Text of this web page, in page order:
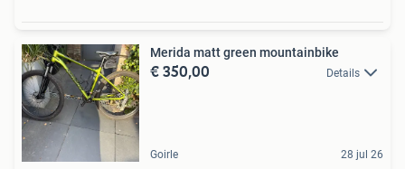
Merida matt green mountainbike
€ 350,00 Details
Goirle 28 jul 26